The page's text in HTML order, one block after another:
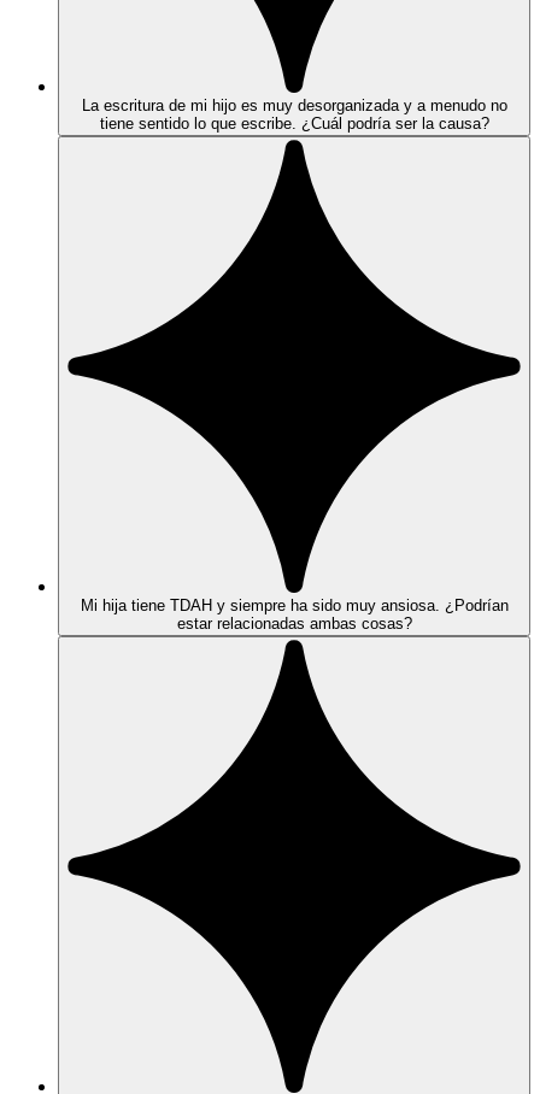
La escritura de mi hijo es muy desorganizada y a menudo no
tiene sentido lo que escribe. ¿Cuál podría ser la causa?
Mi hija tiene TDAH y siempre ha sido muy ansiosa. ¿Podrían
estar relacionadas ambas cosas?